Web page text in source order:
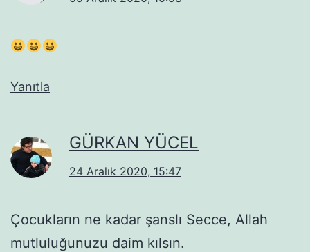
Yanıtla
GÜRKAN YÜCEL
24 Aralık 2020, 15:47
Çocukların ne kadar şanslı Secce, Allah
mutluluğunuzu daim kılsın.